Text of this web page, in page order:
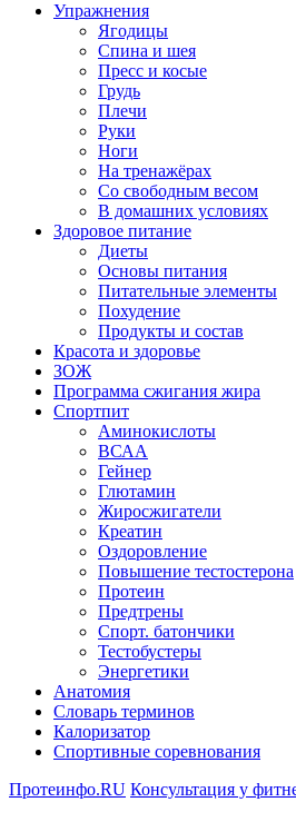
Упражнения
Ягодицы
Спина и шея
Пресс и косые
Грудь
Плечи
Руки
Ноги
На тренажёрах
Со свободным весом
В домашних условиях
Здоровое питание
Диеты
Основы питания
Питательные элементы
Похудение
Продукты и состав
Красота и здоровье
ЗОЖ
Программа сжигания жира
Спортпит
Аминокислоты
ВСАА
Гейнер
Глютамин
Жиросжигатели
Креатин
Оздоровление
Повышение тестостерона
Протеин
Предтрены
Спорт. батончики
Тестобустеры
Энергетики
Анатомия
Словарь терминов
Калоризатор
Спортивные соревнования
Протеинфо.RU Консультация у